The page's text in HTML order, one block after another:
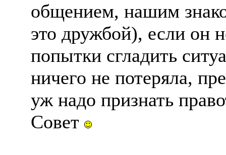
общением, нашим
это дружбой), если он
попытки сгладить
ничего не потеряла,
уж надо признать
Совет